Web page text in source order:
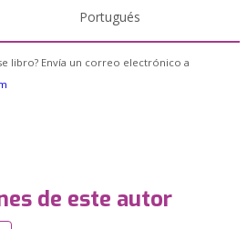
Portugués
libro? Envía un correo electrónico a
de este autor